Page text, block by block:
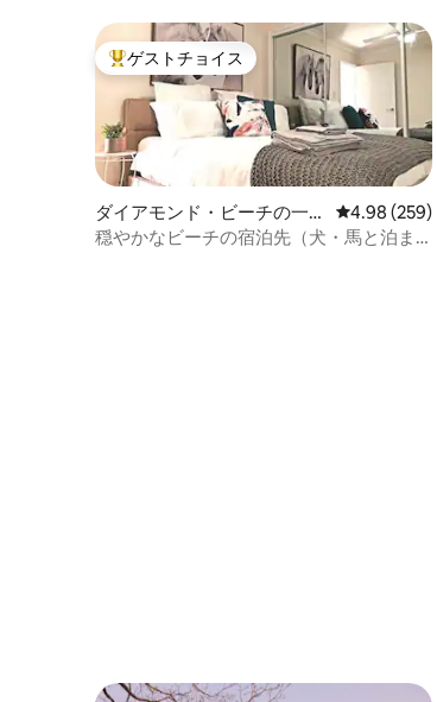
大好評のゲストチョイスです。
ゲストチョイス
ダイアモンド・ビーチの一軒
家
レビュー
4.98 (259)
穏やかなビーチの宿泊先（犬・馬と泊ま